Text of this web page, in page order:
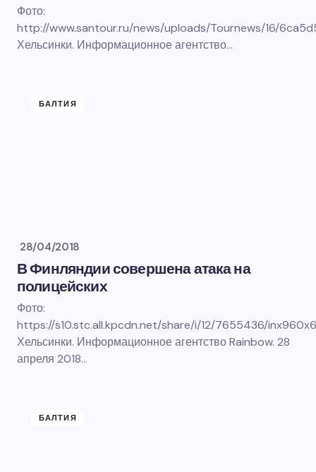
Фото:
http://www.santour.ru/news/uploads/Tournews/16/
Хельсинки. Информационное агентство…
БАЛТИЯ
28/04/2018
В Финляндии совершена атака на
полицейских
Фото:
https://s10.stc.all.kpcdn.net/share/i/12/7655436/
Хельсинки. Информационное агентство Rainbow. 28
апреля 2018…
БАЛТИЯ